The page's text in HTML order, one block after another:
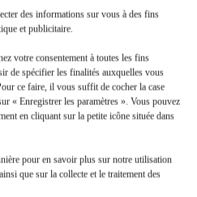
des informations sur vous à des fins
et publicitaire.
votre consentement à toutes les fins
de spécifier les finalités auxquelles vous
ce faire, il vous suffit de cocher la case
« Enregistrer les paramètres ». Vous pouvez
en cliquant sur la petite icône située dans
pour en savoir plus sur notre utilisation
que sur la collecte et le traitement des